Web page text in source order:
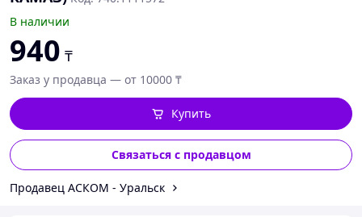
В наличии
940 ₸
Заказ у продавца — от 10000 ₸
Купить
Связаться с продавцом
Продавец АСКОМ - Уральск